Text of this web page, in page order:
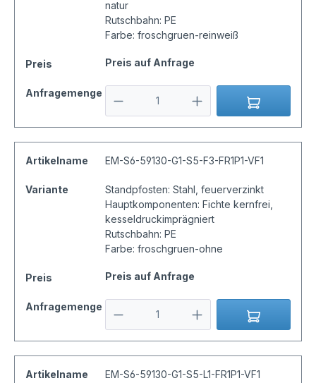
natur
Rutschbahn: PE
Farbe: froschgruen-reinweiß
Preis Preis auf Anfrage
Anfragemenge
Artikelname EM-S6-59130-G1-S5-F3-FR1P1-VF1
Variante
Standpfosten: Stahl, feuerverzinkt
Hauptkomponenten: Fichte kernfrei,
kesseldruckimprägniert
Rutschbahn: PE
Farbe: froschgruen-ohne
Preis Preis auf Anfrage
Anfragemenge
Artikelname EM-S6-59130-G1-S5-L1-FR1P1-VF1